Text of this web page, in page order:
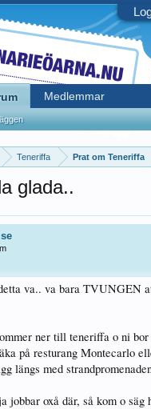
Teneriffa Prat om Teneriffa
glada..
va.. va bara TVUNGEN
ner till teneriffa o ni
på resturang Montecarlo
längs med
jobbar oxå där, så kom o säg
Medlemmar